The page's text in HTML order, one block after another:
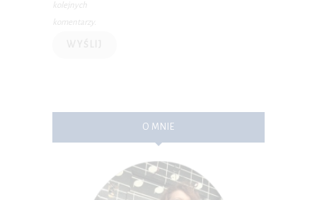
kolejnych
komentarzy.
O MNIE